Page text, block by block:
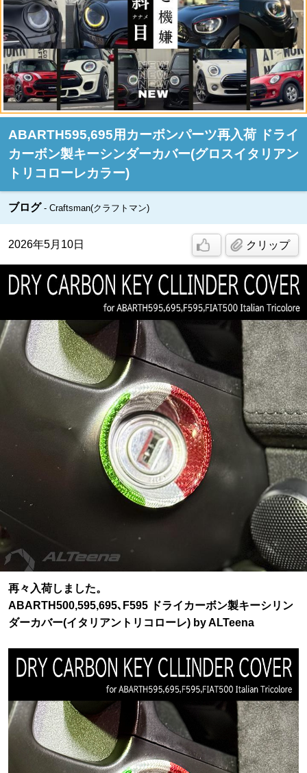
ABARTH595,695用カーボンパーツ再入荷 ドライ
カーボン製キーシンダーカバー(グロスイタリアン
トリコローレカラー)
ブログ Craftsman(クラフトマン)
2026年5月10日 クリップ
再々入荷しました。
ABARTH500,595,695､F595 ドライカーボン製キーシリン
ダーカバー(イタリアントリコローレ) by ALTeena